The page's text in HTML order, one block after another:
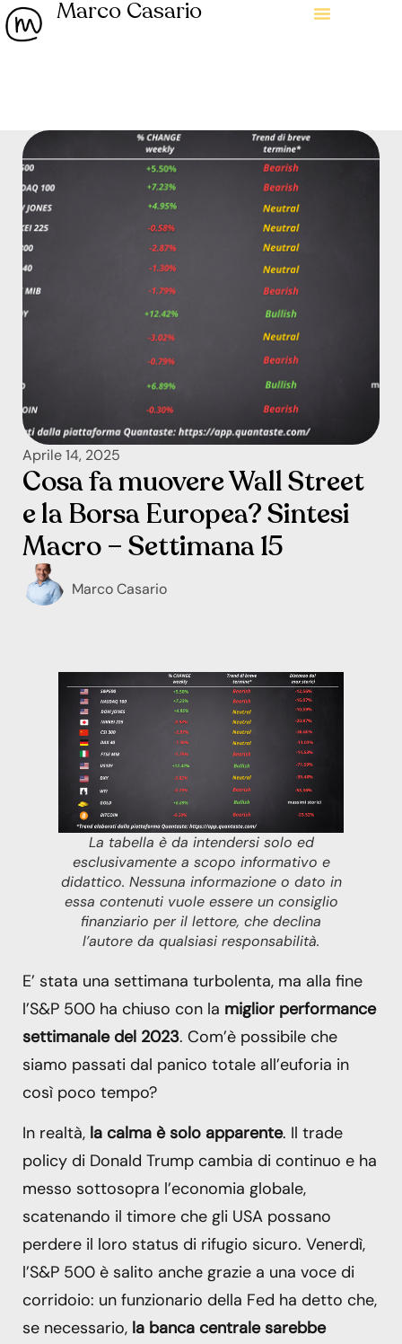
Marco Casario
Aprile 14, 2025
Cosa fa muovere Wall Street
e la Borsa Europea? Sintesi
Macro – Settimana 15
Marco Casario
La tabella è da intendersi solo ed
esclusivamente a scopo informativo e
didattico. Nessuna informazione o dato in
essa contenuti vuole essere un consiglio
finanziario per il lettore, che declina
l’autore da qualsiasi responsabilità.
E’ stata una settimana turbolenta, ma alla fine
l’S&P 500 ha chiuso con la miglior performance
settimanale del 2023. Com’è possibile che
siamo passati dal panico totale all’euforia in
così poco tempo?
In realtà, la calma è solo apparente. Il trade
policy di Donald Trump cambia di continuo e ha
messo sottosopra l’economia globale,
scatenando il timore che gli USA possano
perdere il loro status di rifugio sicuro. Venerdì,
l’S&P 500 è salito anche grazie a una voce di
corridoio: un funzionario della Fed ha detto che,
se necessario, la banca centrale sarebbe